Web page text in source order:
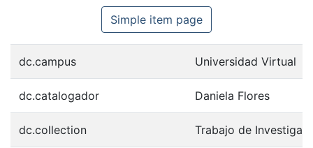
Simple item page
dc.campus Universidad Virtual
dc.catalogador Daniela Flores
dc.collection Trabajo de